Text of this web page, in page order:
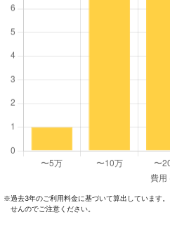
※過去3年のご利⽤料⾦に基づいて算出しています
せんのでご注意ください。